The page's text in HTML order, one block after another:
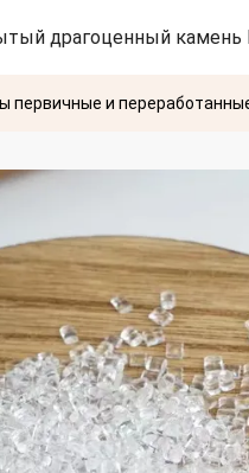
драгоценный камень
первичные и